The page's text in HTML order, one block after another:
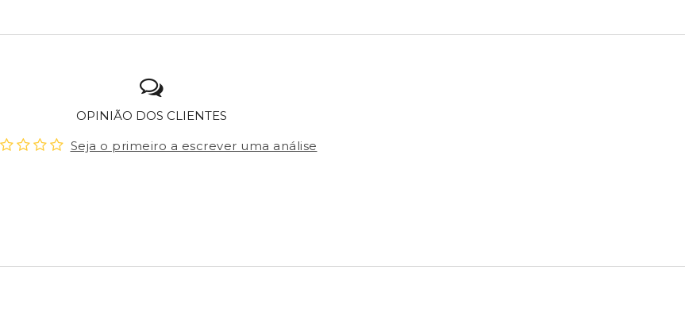
OPINIÃO DOS CLIENTES
Seja o primeiro a escrever uma análise